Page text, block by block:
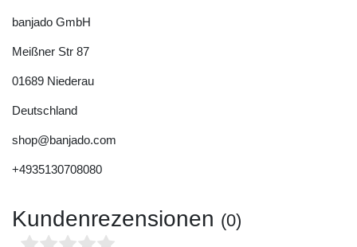
banjado GmbH
Meißner Str 87
01689 Niederau
Deutschland
shop@banjado.com
+4935130708080
Kundenrezensionen (0)